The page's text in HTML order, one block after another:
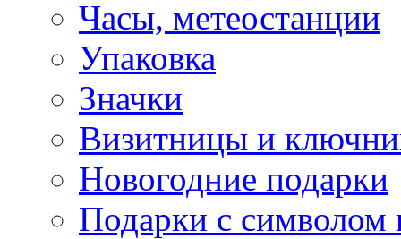
Часы, метеостанции
Упаковка
Значки
Визитницы и
Новогодние подарки
Подарки с символом